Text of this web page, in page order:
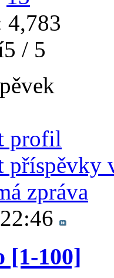
4,783
/ 5
profil
příspěvky
zpráva
22:46
[1-100]